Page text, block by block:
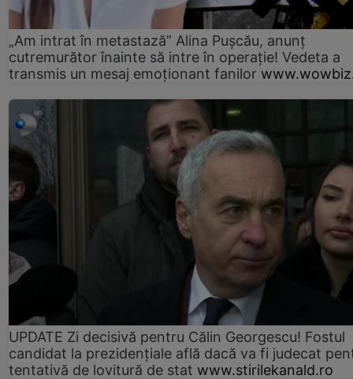
„Am intrat în metastază” Alina Pușcău, anunț
cutremurător înainte să intre în operație! Vedeta a
transmis un mesaj emoționant fanilor
UPDATE Zi decisivă pentru Călin Georgescu! Fostul
candidat la prezidențiale află dacă va fi judecat
tentativă de lovitură de stat www.stirilekanald.ro